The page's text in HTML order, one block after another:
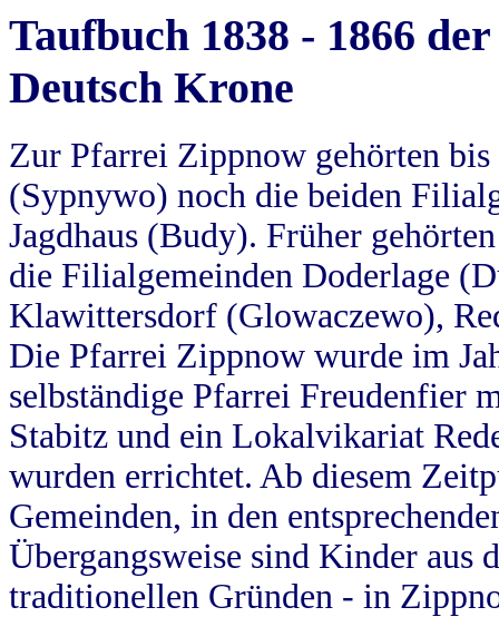
Taufbuch 1838 - 1866
Deutsch Krone
Zur Pfarrei Zippnow gehörten
(Sypnywo) noch die beiden
Jagdhaus (Budy). Früher
die Filialgemeinden Doderlage
Klawittersdorf (Glowaczewo),
Die Pfarrei Zippnow wurde im
selbständige Pfarrei Freudenfier
Stabitz und ein Lokalvikariat
wurden errichtet. Ab diesem
Gemeinden, in den
Übergangsweise sind Kinder aus
traditionellen Gründen - in